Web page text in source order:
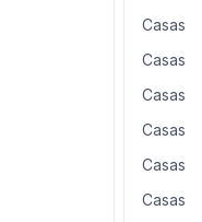
Casas
Casas
Casas
Casas
Casas
Casas